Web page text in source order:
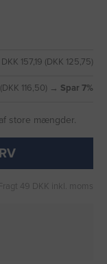
DKK 157,19 (DKK 125,75)
116,50) → Spar 7%
store mængder.
49 DKK inkl. moms